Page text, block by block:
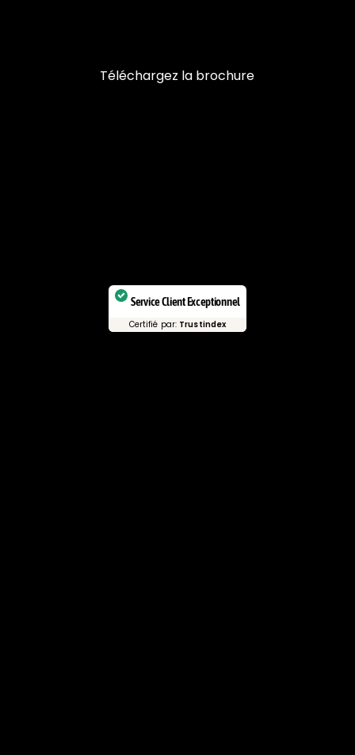
Téléchargez la brochure
Service Client Exceptionnel
Certifié par: Trustindex